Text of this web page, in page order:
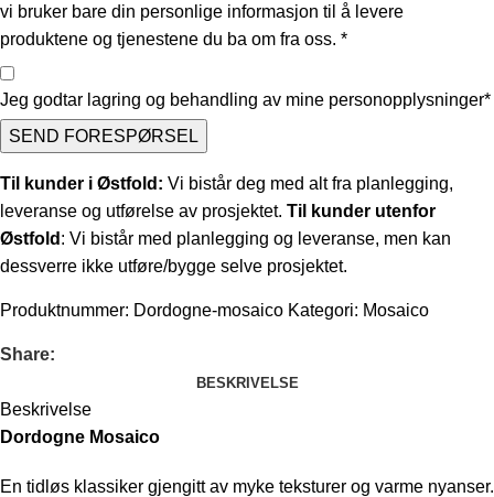
vi bruker bare din personlige informasjon til å levere
produktene og tjenestene du ba om fra oss. *
Jeg godtar lagring og behandling av mine personopplysninger*
SEND FORESPØRSEL
Til kunder i Østfold: Vi bistår deg med alt fra planlegging,
leveranse og utførelse av prosjektet. Til kunder utenfor
Østfold : Vi bistår med planlegging og leveranse, men kan
dessverre ikke utføre/bygge selve prosjektet.
Produktnummer: Dordogne-mosaico Kategori: Mosaico
Share:
BESKRIVELSE
Beskrivelse
Dordogne Mosaico
En tidløs klassiker gjengitt av myke teksturer og varme nyanser.